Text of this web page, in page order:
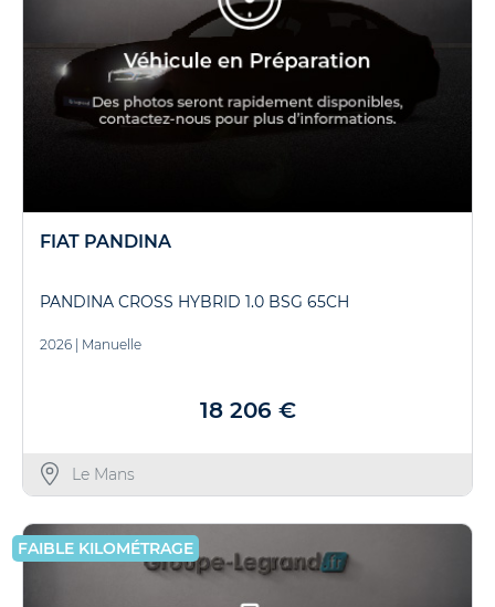
FIAT PANDINA
PANDINA CROSS HYBRID 1.0 BSG 65CH
2026 Manuelle
18 206 €
Le Mans
FAIBLE KILOMÉTRAGE